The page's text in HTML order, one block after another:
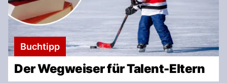
Buchtipp
Der Wegweiser für Talent-Eltern